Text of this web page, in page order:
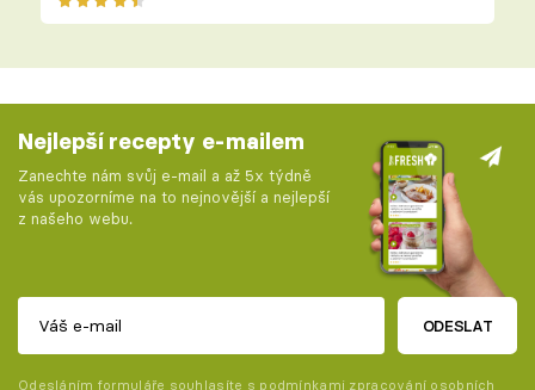
Nejlepší recepty e-mailem
Zanechte nám svůj e-mail a až 5x týdně
vás upozorníme na to nejnovější a nejlepší
z našeho webu.
ODESLAT
Odesláním formuláře souhlasíte s podmínkami zpracování osobních